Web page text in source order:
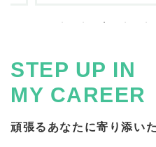
STEP UP IN
MY CAREER
頑張るあなたに寄り添いた